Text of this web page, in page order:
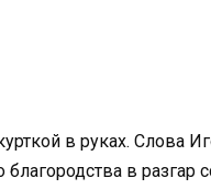
в руках. Слова
в разгар